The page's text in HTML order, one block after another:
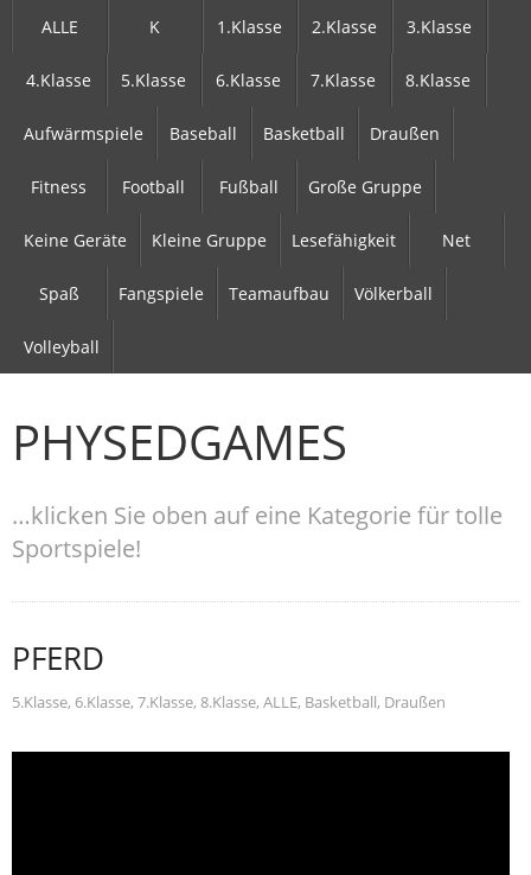
ALLE K 1.Klasse 2.Klasse 3.Klasse
4.Klasse 5.Klasse 6.Klasse 7.Klasse 8.Klasse
Aufwärmspiele Baseball Basketball Draußen
Fitness Football Fußball Große Gruppe
Keine Geräte Kleine Gruppe Lesefähigkeit Net
Spaß Fangspiele Teamaufbau Völkerball
Volleyball
PHYSEDGAMES
…klicken Sie oben auf eine Kategorie für tolle
Sportspiele!
PFERD
5.Klasse, 6.Klasse, 7.Klasse, 8.Klasse, ALLE, Basketball, Draußen